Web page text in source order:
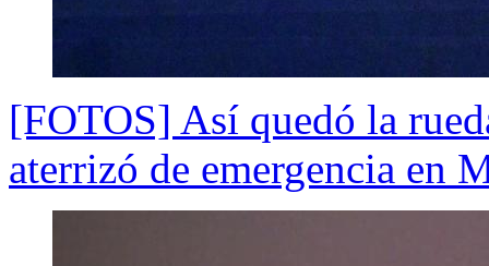
[FOTOS] Así quedó la
aterrizó de emergencia en